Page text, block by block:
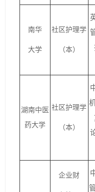
南华
大学
社区护理学
（本）
湖南中医
药大学
社区护理学
（本）
企业财